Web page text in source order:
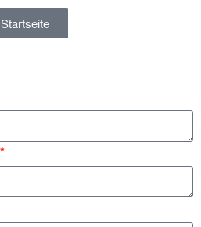
Startseite